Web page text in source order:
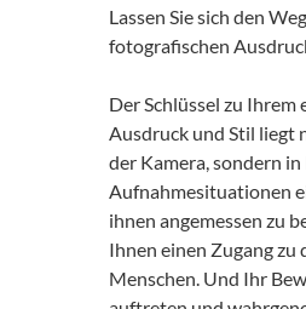
Lassen Sie sich den
fotografischen
Der Schlüssel zu
Ausdruck und Stil liegt
der Kamera, sondern
Aufnahmesituationen
ihnen angemessen zu
Ihnen einen Zugang
Menschen. Und Ihr